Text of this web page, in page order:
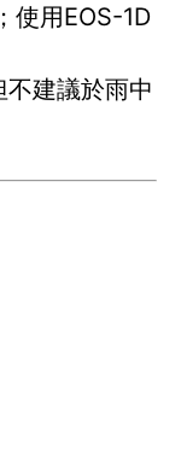
使用EOS-1D
建議於雨中